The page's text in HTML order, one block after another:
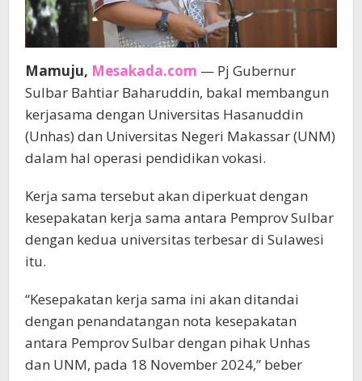
Mamuju, Mesakada.com — Pj Gubernur
Sulbar Bahtiar Baharuddin, bakal membangun
kerjasama dengan Universitas Hasanuddin
(Unhas) dan Universitas Negeri Makassar (UNM)
dalam hal operasi pendidikan vokasi.
Kerja sama tersebut akan diperkuat dengan
kesepakatan kerja sama antara Pemprov Sulbar
dengan kedua universitas terbesar di Sulawesi
itu.
“Kesepakatan kerja sama ini akan ditandai
dengan penandatangan nota kesepakatan
antara Pemprov Sulbar dengan pihak Unhas
dan UNM, pada 18 November 2024,” beber